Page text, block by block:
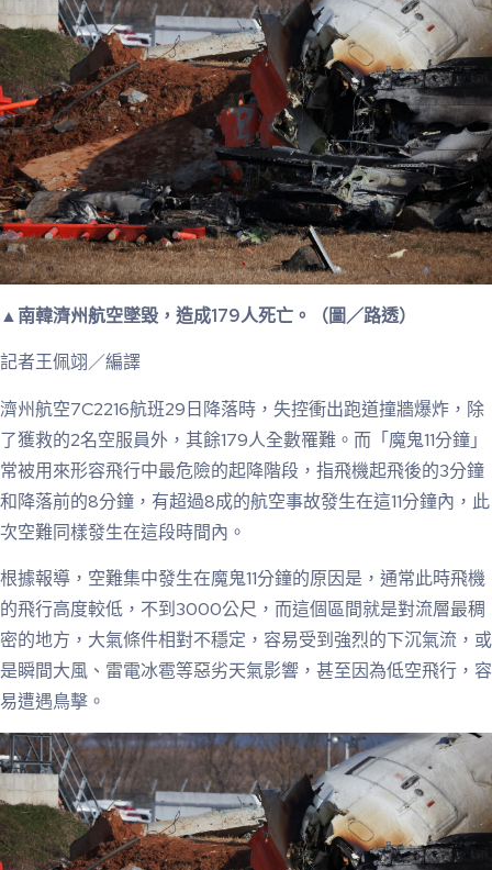
▲南韓濟州航空墜毀，造成179人死亡。（圖／路透）
記者王佩翊／編譯
濟州航空7C2216航班29日降落時，失控衝出跑道撞牆爆炸，除
了獲救的2名空服員外，其餘179人全數罹難。而「魔鬼11分鐘」
常被用來形容飛行中最危險的起降階段，指飛機起飛後的3分鐘
和降落前的8分鐘，有超過8成的航空事故發生在這11分鐘內，此
次空難同樣發生在這段時間內。
根據報導，空難集中發生在魔鬼11分鐘的原因是，通常此時飛機
的飛行高度較低，不到3000公尺，而這個區間就是對流層最稠
密的地方，大氣條件相對不穩定，容易受到強烈的下沉氣流，或
是瞬間大風、雷電冰雹等惡劣天氣影響，甚至因為低空飛行，容
易遭遇鳥擊。